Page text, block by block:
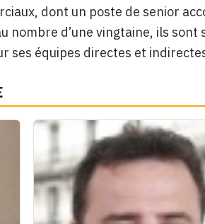
dont un poste de senior
nombre d’une vingtaine, ils
ses équipes directes et